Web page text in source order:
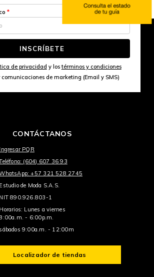
*
INSCRÍBETE
de privacidad y lostérminos y condiciones
comunicaciones de marketing (Email y SMS)
CONTÁCTANOS
Ingresar PQR
(604) 607 36 93
+57 321 528 2745
Estudio de Moda S.A.S.
NIT 890.926.803-1
Horarios: Lunes a viernes
- 6:00p.m.
sábados 9:00a.m. - 12:00m
Localizador de tiendas